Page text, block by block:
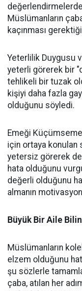
değerlendirmelerde
Müslümanların
kaçınması
Yeterlilik Duygusu
yeterli görerek bir
tehlikeli bir tuzak
kişiyi daha fazla
olduğunu söyledi.
Emeği Küçümseme
için ortaya konulan
yetersiz görerek
hata olduğunu
değerli olduğunu
almanın
Büyük Bir Aile
Müslümanların
elzem olduğunu
şu sözlerle
çaba, atılan her